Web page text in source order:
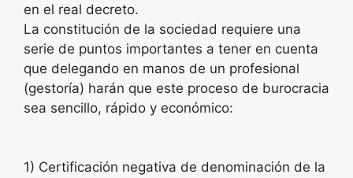
en el real decreto.
La constitución de la sociedad requiere una
serie de puntos importantes a tener en cuenta
que delegando en manos de un profesional
(gestoría) harán que este proceso de burocracia
sea sencillo, rápido y económico:
1) Certificación negativa de denominación de la